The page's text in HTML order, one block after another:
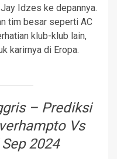
Idzes ke depannya.
tim besar seperti AC
klub-klub lain,
karirnya di Eropa.
– Prediksi
Vs
2024